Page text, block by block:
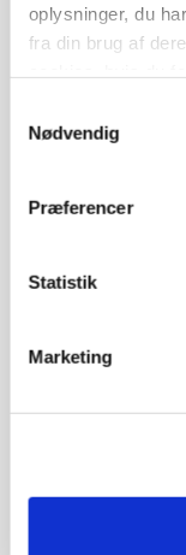
oplysninger, du
fra din brug af
Nødvendig
Præferencer
Statistik
Marketing
BUSINESS
Lokalt
Efter fire
af